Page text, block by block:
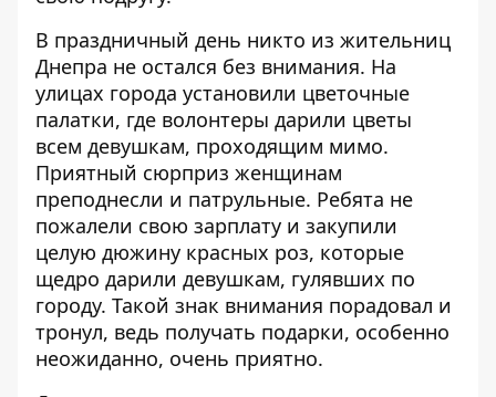
В праздничный день никто из жительниц
Днепра не остался без внимания. На
улицах города установили цветочные
палатки, где волонтеры дарили цветы
всем девушкам, проходящим мимо.
Приятный сюрприз женщинам
преподнесли и патрульные. Ребята не
пожалели свою зарплату и закупили
целую дюжину красных роз, которые
щедро дарили девушкам, гулявших по
городу. Такой знак внимания порадовал и
тронул, ведь получать подарки, особенно
неожиданно, очень приятно.